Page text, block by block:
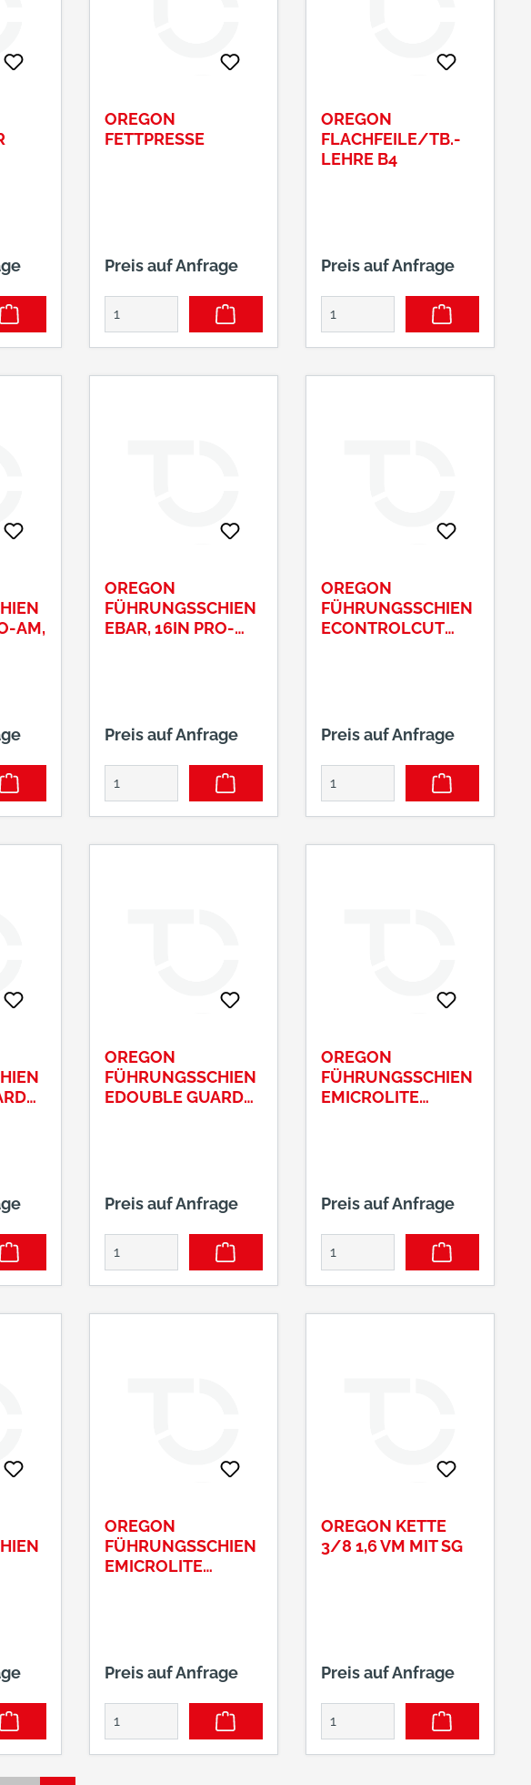
OREGON
FETTPRESSE
Preis auf Anfrage
OREGON
FLACHFEILE/TB.-
LEHRE B4
Preis auf Anfrage
AM,
OREGON
FÜHRUNGSSCHIEN
EBAR, 16IN PRO-
Preis auf Anfrage
OREGON
FÜHRUNGSSCHIEN
ECONTROLCUT
Preis auf Anfrage
OREGON
FÜHRUNGSSCHIEN
EDOUBLE GUARD
Preis auf Anfrage
OREGON
FÜHRUNGSSCHIEN
EMICROLITE
Preis auf Anfrage
OREGON
FÜHRUNGSSCHIEN
EMICROLITE
Preis auf Anfrage
OREGON KETTE
3/8 1,6 VM MIT SG
Preis auf Anfrage